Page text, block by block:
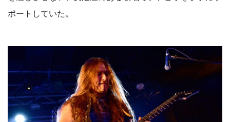
ポートしていた。